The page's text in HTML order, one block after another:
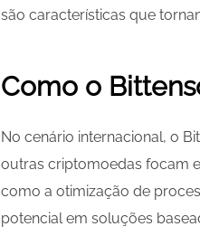
são características que
Como o
No cenário internacional, o
outras criptomoedas focam
como a otimização de
potencial em soluções